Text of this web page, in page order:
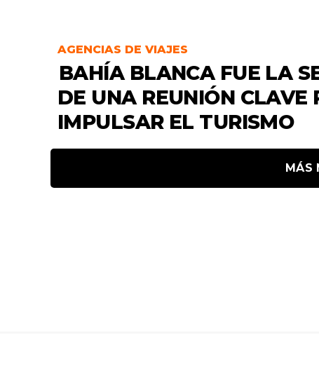
AGENCIAS DE VIAJES
BAHÍA BLANCA FUE LA
DE UNA REUNIÓN CLAVE
IMPULSAR EL TURISMO
MÁS